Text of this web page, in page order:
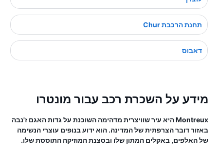
תחנת הרכבת Chur
דאבוס
מידע על השכרת רכב עבור מונטרו
Montreux היא עיר שוויצרית מדהימה השוכנת על גדות האגם ז'נבה
באזור דובר הצרפתית של המדינה. הוא ידוע בנופים עוצרי הנשימה
של האלפים, באקלים המתון שלו ובסצנת המוזיקה התוססת שלו.